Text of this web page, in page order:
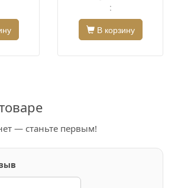
:
В корзину
— станьте первым!